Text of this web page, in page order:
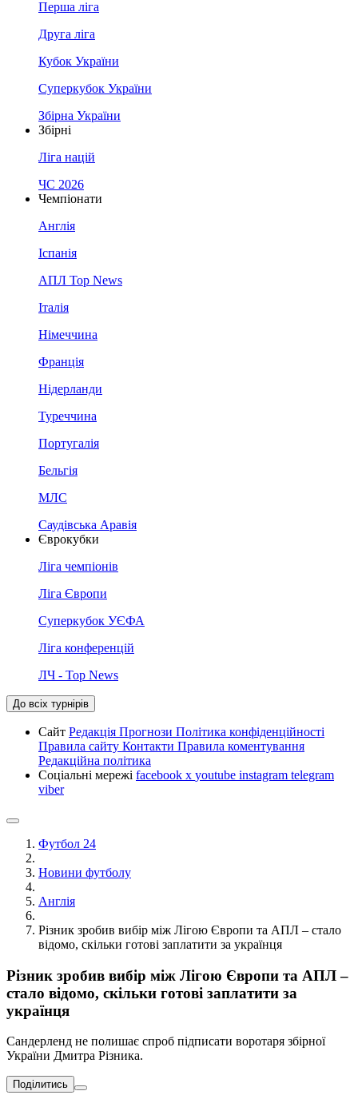
Перша ліга
Друга ліга
Кубок України
Суперкубок України
Збірна України
Збірні
Ліга націй
ЧС 2026
Чемпіонати
Англія
Іспанія
АПЛ Top News
Італія
Німеччина
Франція
Нідерланди
Туреччина
Португалія
Бельгія
МЛС
Саудівська Аравія
Єврокубки
Ліга чемпіонів
Ліга Європи
Суперкубок УЄФА
Ліга конференцій
ЛЧ - Top News
До всіх турнірів
Сайт Редакція Прогнози Політика конфіденційності
Правила сайту Контакти Правила коментування
Редакційна політика
Соціальні мережі facebook x youtube instagram telegram
viber
Футбол 24
Новини футболу
Англія
Різник зробив вибір між Лігою Європи та АПЛ – стало
відомо, скільки готові заплатити за українця
Різник зробив вибір між Лігою Європи та АПЛ –
стало відомо, скільки готові заплатити за
українця
Сандерленд не полишає спроб підписати воротаря збірної
України Дмитра Різника.
Поділитись